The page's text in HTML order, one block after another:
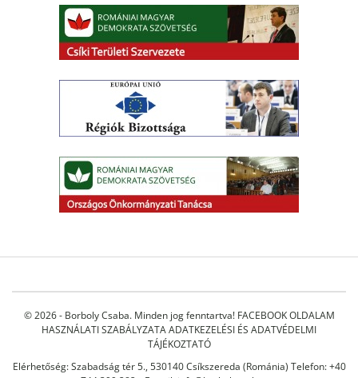
© 2026 - Borboly Csaba. Minden jog fenntartva! FACEBOOK OLDALAM
HASZNÁLATI SZABÁLYZATAADATKEZELÉSI ÉS ADATVÉDELMI
TÁJÉKOZTATÓ
Elérhetőség: Szabadság tér 5., 530140 Csíkszereda (Románia) Telefon: +40